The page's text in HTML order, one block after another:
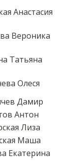
Анастасия
Вероника
Татьяна
Олеся
Дамир
Антон
Лиза
Маша
Екатерина